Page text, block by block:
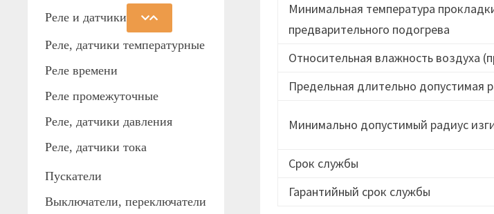
Минимальная температура
предварительного подогрева
Относительная влажность воздуха
Предельная длительно допустимая
Минимально допустимый радиус
Срок службы
Гарантийный срок службы
Реле и датчики
Реле, датчики температурные
Реле времени
Реле промежуточные
Реле, датчики давления
Реле, датчики тока
Пускатели
Выключатели, переключатели